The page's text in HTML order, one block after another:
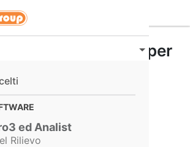
ed Analist
Rilievo
quel che serve per